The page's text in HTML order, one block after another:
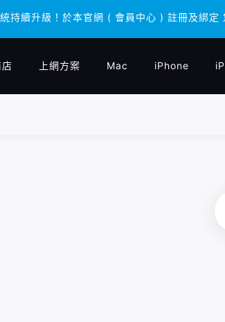
持續升級！於本官網 ( 會員中心 ) 註冊及綁定
持續升級！於本官網 ( 會員中心 ) 註冊及綁定
上網方案 Mac iPhone